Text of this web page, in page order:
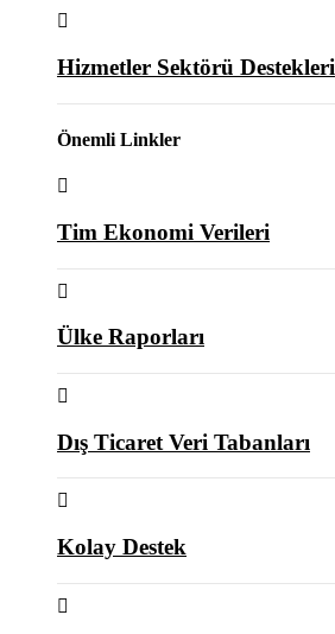
Hizmetler Sektörü Destekleri
Önemli Linkler
Tim Ekonomi Verileri
Ülke Raporları
Dış Ticaret Veri Tabanları
Kolay Destek